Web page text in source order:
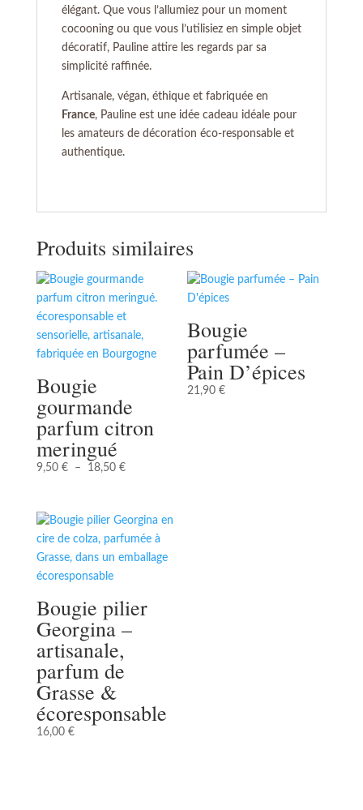
élégant. Que vous l’allumiez pour un moment
cocooning ou que vous l’utilisiez en simple objet
décoratif, Pauline attire les regards par sa
simplicité raffinée.
Artisanale, végan, éthique et fabriquée en
France, Pauline est une idée cadeau idéale pour
les amateurs de décoration éco-responsable et
authentique.
Produits similaires
Bougie
gourmande
parfum citron
meringué
9,50 € – 18,50 €Plage
9,50 €
à
18,50 €
Bougie
parfumée –
Pain D’épices
21,90€
Bougie pilier
Georgina –
artisanale,
parfum de
Grasse &
écoresponsable
16,00 €